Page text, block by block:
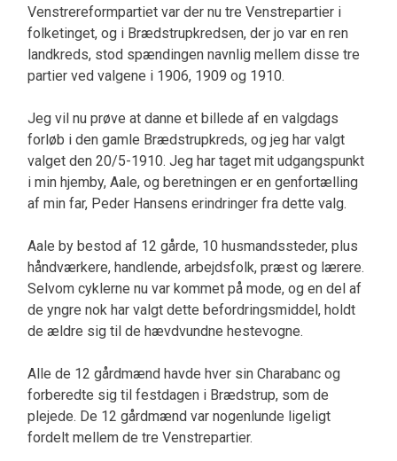
Venstrereformpartiet var der nu tre Venstrepartier i
folketinget, og i Bræd­strupkredsen, der jo var en ren
landkreds, stod spændingen navnlig mellem disse tre
partier ved valgene i 1906, 1909 og 1910.
Jeg vil nu prøve at danne et billede af en valgdags
forløb i den gamle Brædstrupkreds, og jeg har valgt
valget den 20/5-1910. Jeg har taget mit ud­gangspunkt
i min hjemby, Aale, og beretningen er en genfortælling
af min far, Peder Hansens erin­dringer fra dette valg.
Aale by bestod af 12 gårde, 10 husmandssteder, plus
håndværkere, handlende, arbejdsfolk, præst og lærere.
Selvom cyklerne nu var kommet på mode, og en del af
de yngre nok har valgt dette befordringsmiddel, holdt
de ældre sig til de hævdvundne hestevogne.
Alle de 12 gård­mænd havde hver sin Charabanc og
forberedte sig til festdagen i Brædstrup, som de
plejede. De 12 gårdmænd var nogenlunde ligeligt
fordelt mellem de tre Venstrepartier.